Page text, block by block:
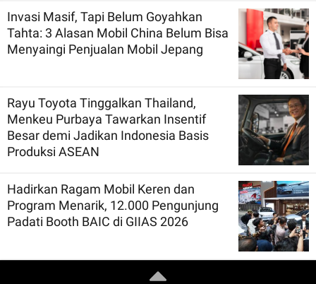
Invasi Masif, Tapi Belum Goyahkan
Tahta: 3 Alasan Mobil China Belum Bisa
Menyaingi Penjualan Mobil Jepang
Rayu Toyota Tinggalkan Thailand,
Menkeu Purbaya Tawarkan Insentif
Besar demi Jadikan Indonesia Basis
Produksi ASEAN
Hadirkan Ragam Mobil Keren dan
Program Menarik, 12.000 Pengunjung
Padati Booth BAIC di GIIAS 2026